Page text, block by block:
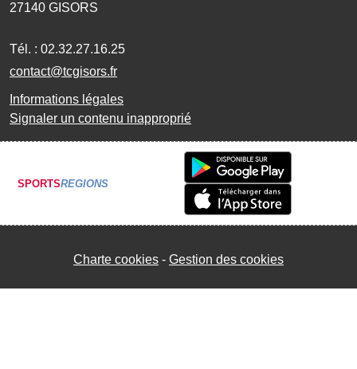
27140 GISORS
Tél. : 02.32.27.16.25
contact@tcgisors.fr
Informations légales
Signaler un contenu inapproprié
SPORTSREGIONS
Charte cookies Gestion des cookies